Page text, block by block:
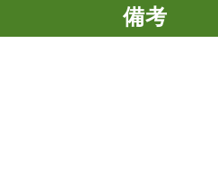
備考